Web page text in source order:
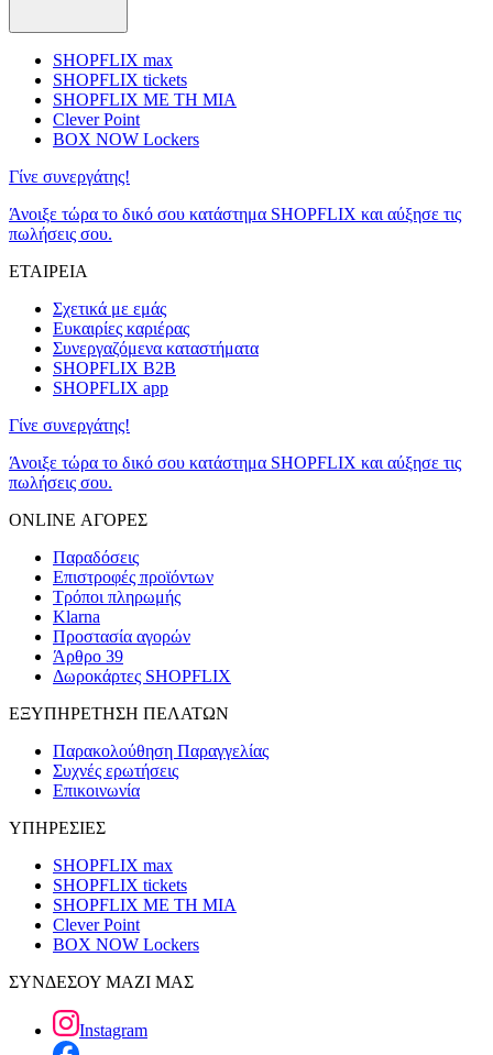
SHOPFLIX max
SHOPFLIX tickets
SHOPFLIX ΜΕ ΤΗ ΜΙΑ
Clever Point
BOX NOW Lockers
Γίνε συνεργάτης!
Άνοιξε τώρα το δικό σου κατάστημα SHOPFLIX και αύξησε τις
πωλήσεις σου.
ΕΤΑΙΡΕΙΑ
Σχετικά με εμάς
Ευκαιρίες καριέρας
Συνεργαζόμενα καταστήματα
SHOPFLIX B2B
SHOPFLIX app
Γίνε συνεργάτης!
Άνοιξε τώρα το δικό σου κατάστημα SHOPFLIX και αύξησε τις
πωλήσεις σου.
ONLINE ΑΓΟΡΕΣ
Παραδόσεις
Επιστροφές προϊόντων
Τρόποι πληρωμής
Klarna
Προστασία αγορών
Άρθρο 39
Δωροκάρτες SHOPFLIX
ΕΞΥΠΗΡΕΤΗΣΗ ΠΕΛΑΤΩΝ
Παρακολούθηση Παραγγελίας
Συχνές ερωτήσεις
Επικοινωνία
ΥΠΗΡΕΣΙΕΣ
SHOPFLIX max
SHOPFLIX tickets
SHOPFLIX ΜΕ ΤΗ ΜΙΑ
Clever Point
BOX NOW Lockers
ΣΥΝΔΕΣΟΥ ΜΑΖΙ ΜΑΣ
Instagram